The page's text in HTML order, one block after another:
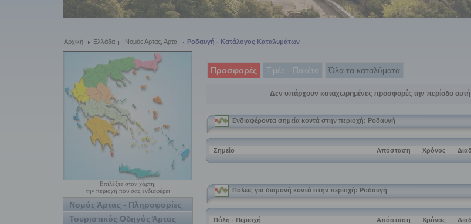
Αρχική Ελλάδα Νομός Αρτας, Αρτα Ροδαυγή - Κατάλογος Καταλυμάτων
Επιλέξτε στον χάρτη,
την περιοχή που σας ενδιαφέρει
Νομός Άρτας - Πληροφορίες
Τουριστικός Οδηγός Άρτας
Προσφορές Τιμές - Πακέτα Όλα τα καταλύματα
Δεν υπάρχουν καταχωρημένες προσφορές την περίοδο αυτή